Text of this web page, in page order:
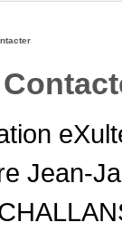
Jean-